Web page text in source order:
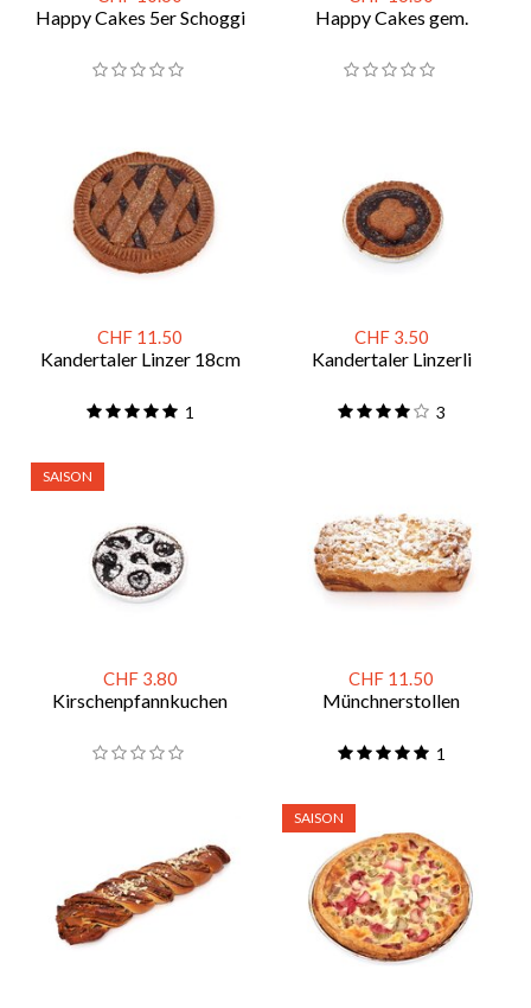
Happy Cakes 5er Schoggi Happy Cakes gem.
CHF 11.50
Kandertaler Linzer 18cm
1
CHF 3.50
Kandertaler Linzerli
3
CHF 3.80
Kirschenpfannkuchen
SAISON
CHF 11.50
Münchnerstollen
1
SAISON